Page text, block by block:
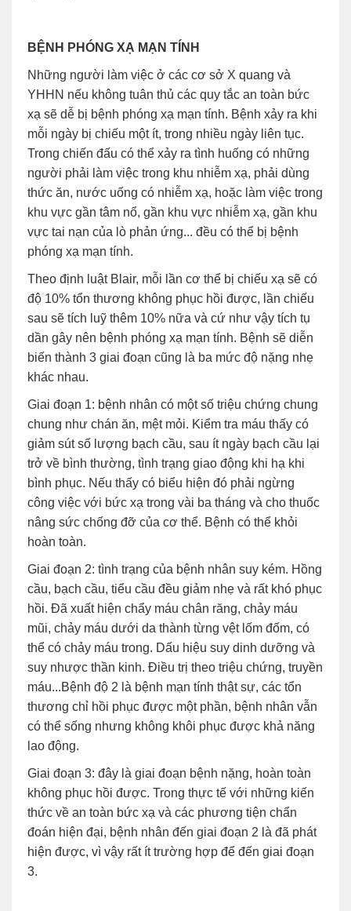
BỆNH PHÓNG XẠ MẠN TÍNH
Những người làm việc ở các cơ sở X quang và
YHHN nếu không tuân thủ các quy tắc an toàn bức
xạ sẽ dễ bị bệnh phóng xạ mạn tính. Bệnh xảy ra khi
mỗi ngày bị chiếu một ít, trong nhiều ngày liên tục.
Trong chiến đấu có thể xảy ra tình huống có những
người phải làm việc trong khu nhiễm xạ, phải dùng
thức ăn, nước uống có nhiễm xạ, hoặc làm việc trong
khu vực gần tâm nổ, gần khu vực nhiễm xạ, gần khu
vực tai nạn của lò phản ứng... đều có thể bị bệnh
phóng xạ mạn tính.
Theo định luật Blair, mỗi lần cơ thể bị chiếu xạ sẽ có
độ 10% tổn thương không phục hồi được, lần chiếu
sau sẽ tích luỹ thêm 10% nữa và cứ như vậy tích tụ
dần gây nên bệnh phóng xạ mạn tính. Bệnh sẽ diễn
biến thành 3 giai đoạn cũng là ba mức độ nặng nhẹ
khác nhau.
Giai đoạn 1: bệnh nhân có một số triệu chứng chung
chung như chán ăn, mệt mỏi. Kiểm tra máu thấy có
giảm sút số lượng bạch cầu, sau ít ngày bạch cầu lại
trở về bình thường, tình trạng giao động khi hạ khi
bình phục. Nếu thấy có biểu hiện đó phải ngừng
công việc với bức xạ trong vài ba tháng và cho thuốc
nâng sức chống đỡ của cơ thể. Bệnh có thể khỏi
hoàn toàn.
Giai đoạn 2: tình trạng của bệnh nhân suy kém. Hồng
cầu, bạch cầu, tiểu cầu đều giảm nhẹ và rất khó phục
hồi. Đã xuất hiện chẩy máu chân răng, chảy máu
mũi, chảy máu dưới da thành từng vệt lốm đốm, có
thể có chảy máu trong. Dấu hiệu suy dinh dưỡng và
suy nhược thần kinh. Điều trị theo triệu chứng, truyền
máu...Bệnh độ 2 là bệnh mạn tính thật sự, các tổn
thương chỉ hồi phục được một phần, bệnh nhân vẫn
có thể sống nhưng không khôi phục được khả năng
lao động.
Giai đoạn 3: đây là giai đoạn bệnh nặng, hoàn toàn
không phục hồi được. Trong thực tế với những kiến
thức về an toàn bức xạ và các phương tiện chẩn
đoán hiện đại, bệnh nhân đến giai đoạn 2 là đã phát
hiện được, vì vậy rất ít trường hợp để đến giai đoạn
3.